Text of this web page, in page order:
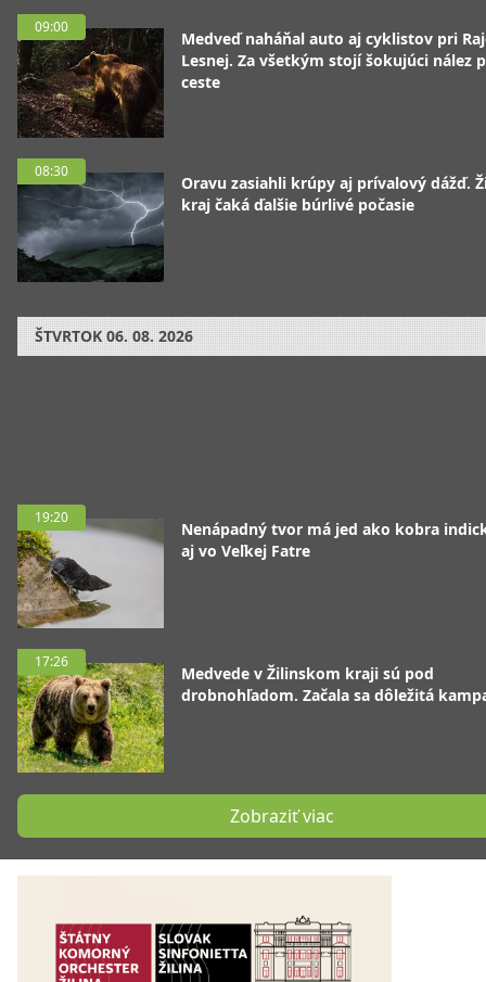
09:00
Medveď naháňal auto aj cyklistov pri
Lesnej. Za všetkým stojí šokujúci nález
ceste
08:30
Oravu zasiahli krúpy aj prívalový dážď.
kraj čaká ďalšie búrlivé počasie
ŠTVRTOK 06. 08. 2026
19:20
Nenápadný tvor má jed ako kobra
aj vo Veľkej Fatre
17:26
Medvede v Žilinskom kraji sú pod
drobnohľadom. Začala sa dôležitá
Zobraziť viac